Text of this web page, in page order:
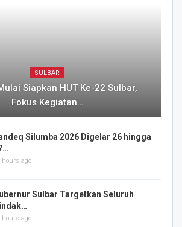
SULBAR
Siapkan HUT Ke-22 Sulbar,
Fokus Kegiatan…
Silumba 2026 Digelar 26 hingga
hours ago
Sulbar Targetkan Seluruh
hours ago